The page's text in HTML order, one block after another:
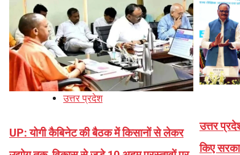
उत्तर प्रदेश
UP: योगी कैबिनेट की बैठक में किसानों से लेकर
उत्तर
किए